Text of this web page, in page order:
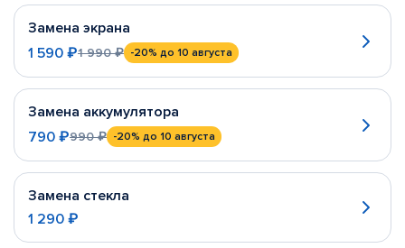
Замена экрана
1 590 ₽1 990 ₽ -20% до 10 августа
Замена аккумулятора
790 ₽990 ₽ -20% до 10 августа
Замена стекла
1 290 ₽